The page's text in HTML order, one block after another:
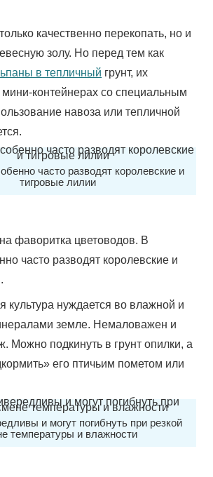
качественно перекопать, но и
золу. Но перед тем как
в тепличный грунт, их
контейнерах со специальным
навоза или тепличной
часто разводят королевские и
тигровые лилии
фаворитка цветоводов. В
часто разводят королевские и
культура нуждается во влажной и
земле. Немаловажен и
Можно подкинуть в грунт опилки, а
его птичьим пометом или
и могут погибнуть при резкой
температуры и влажности